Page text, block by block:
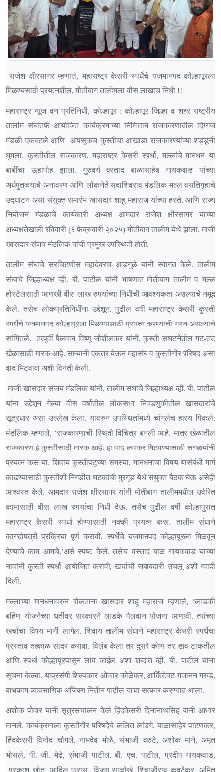
राजेश क्षीरसागर म्हणाले, महाराष्ट्र केसरी स्पर्धेचे यजमानपद कोल्हापूरला
मिळण्यसाठी प्रयत्नशील, मोतीबाग तालीमला वीस लाखाच निधी !!
महाराष्ट्र न्यूज वन प्रतिनिधी, कोल्हापूर : कोल्हापूर जिल्हा व शहर राष्ट्रीय
तालीम संघातर्फे आयोजित कार्यक्रमाच्या निमित्ताने राजकारणातील दिग्गज
मंडळी एकवटले आणि आपसूकच कुस्तीचा आखाडा राजकारण्यांच्या शड्डूंनी
घुमला. कुस्तीतील राजकारण, महाराष्ट्र केसरी स्पर्धा, मल्लांचे मानधन या
बाबींचा ऊहापोह झाला. गुरुवर्य वस्ताद बाळासाहेब गायकवाड यांच्या
अर्धपुतळयाचे अनावरण आणि लोकनेते सदाशिवराव मंडलिक मल्ल वसतिगृहाचे
उद्घाटन असा संयुक्त समारंभ खासदार शाहू महाराज यांच्या हस्ते, आणि राज्य
नियोजन मंडळाचे कार्यकारी अध्यक्ष आमदार राजेश क्षीरसागर यांच्या
अध्यक्षतेखाली रविवारी (९ फेब्रुवारी २०२५) मोतीबाग तालीम येथे झाला. माजी
खासदार संजय मंडलिक यांची प्रमुख उपस्थिती होती.
तालीम संघाचे सरचिटणीस महादेवराव आडगुळे यांनी स्वागत केले. तालीम
संघाचे जिल्हाध्यक्ष व्ही. बी. पाटील यांनी भाषणात मोतीबाग तालीम व मल्ल
होस्टेलसाठी आणखी वीस लाख रुपयांच्या निधीची आवश्यकता असल्याचे नमूद
केले. तसेच लोकप्रतिनिधींना उद्देशून, पुढील वर्षी महाराष्ट्र केसरी कुस्ती
स्पर्धेचे यजमानपद कोल्हापूरला मिळण्यासाठी प्रयत्न करण्याची गरज असल्याचे
सांगितले. तत्पूर्वी पैलवान विष्णू जोशीलकर यांनी, कुस्ती संघटनेतील गट-तट
खेळासाठी मारक आहे. साऱ्यांनी एकत्र येऊन महासंघ व कुस्तीगीर परिषद असा
वाद मिटवावा अशी विनंती केली.
माजी खासदार संजय मंडलिक यांनी, तालीम संघाचे जिल्हाध्यक्ष व्ही. बी. पाटील
यांना उद्देशून गेल्या वीस वर्षातील लोकसभा निवडणुकीतील खासदारांचे
सूत्रधार असा उल्लेख केला. यावरुन उपस्थितांमध्ये चांगलेच हास्य पिकले.
मंडलिक म्हणाले, ‘राजकारणाची स्थिती विचित्र बनली आहे. मात्र खेळातील
राजकारण हे कुस्तीसाठी मारक आहे. हा वाद लवकर मिटवण्यासाठी सगळयांनी
प्रयत्न करू या. शिवाय कुस्तीपटूंच्या समस्या, मानधनाचा विषय यासंबंधी मार्ग
काढण्यासाठी कुस्तीशी निगडीत घटकांची मुरगूड येथे संयुक्त बैठक घेऊ असेही
आश्वस्त केले. आमदार राजेश क्षीरसागर यांनी मोतीबाग तालीममधील उर्वरित
कामासाठी वीस लाख रुपयांचा निधी देऊ. तसेच पुढील वर्षी कोल्हापुरात
महाराष्ट्र केसरी स्पर्धा होण्यासाठी नक्की प्रयत्न करू. तालीम संघाने
कागदोपत्री प्रक्रिया पूर्ण करावी, स्पर्धेचे यजमानपद कोल्हापूरला मिळवून
देण्याचे काम आमचे.’असे स्पष्ट केले. तसेच वस्ताद बाळ गायकवाड यांच्या
नावांनी कुस्ती स्पर्धा आयोजित करावी, खर्चाची जबाबदारी उचलू अशी ग्वाही
दिली.
मल्लांच्या मानधनावरुन बोलताना खासदार शाहू महाराज म्हणाले, ‘लाडकी
बहिण योजनेच्या धर्तीवर सरकारने लाडके पैलवान योजना आणावी. त्यांच्या
खर्चाचा विषय मार्गी लागेल. शिवाय तालीम संघाने महाराष्ट्र केसरी स्पर्धेचा
प्रस्ताव तत्काळ सादर करावा. विलंब केला तर दुसरे कोण तर डाव टाकतील
आणि स्पर्धा कोल्हापूरपासून लांब जाईल अशा शब्दांत व्ही. बी. पाटील यांना
सूचना केल्या. याप्रसंगी शिल्पकार ओंकार कोळेकर, आर्किटेक्ट गजानन गरुड,
बांधकाम व्यावसायिक अजिंक्य नितीन पाटील यांचा सत्कार करण्यात आला.
अशोक पोवार यांनी सूत्रसंचालन केले हिंदकेसरी दिनानाथसिंह यांनी आभार
मानले. कार्यक्रमाला कुस्तीगीर परिषदेचे ललित लांडगे, बाळासाहेब पाटणकर,
हिंदकेसरी विनोद चौगले, नामदेव मोळे, संभाजी वरुटे, अशोक माने, अमृत
भोसले, पी. जी. मेढे, संभाजी पाटील, बी. एच. पाटील, प्रदीप गायकवाड,
प्रकाश खोत, आदिल फरास, विजय साळोखे, शिवाजीराव कवठेकर, अमित